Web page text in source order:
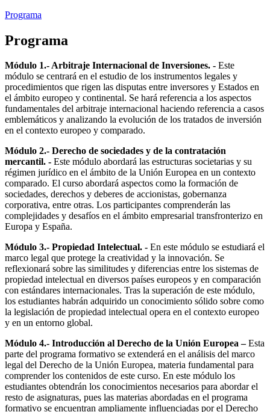
Programa
Programa
Módulo 1.- Arbitraje Internacional de Inversiones. - Este
módulo se centrará en el estudio de los instrumentos legales y
procedimientos que rigen las disputas entre inversores y Estados en
el ámbito europeo y continental. Se hará referencia a los aspectos
fundamentales del arbitraje internacional haciendo referencia a casos
emblemáticos y analizando la evolución de los tratados de inversión
en el contexto europeo y comparado.
Módulo 2.- Derecho de sociedades y de la contratación
mercantil. - Este módulo abordará las estructuras societarias y su
régimen jurídico en el ámbito de la Unión Europea en un contexto
comparado. El curso abordará aspectos como la formación de
sociedades, derechos y deberes de accionistas, gobernanza
corporativa, entre otras. Los participantes comprenderán las
complejidades y desafíos en el ámbito empresarial transfronterizo en
Europa y España.
Módulo 3.- Propiedad Intelectual. - En este módulo se estudiará el
marco legal que protege la creatividad y la innovación. Se
reflexionará sobre las similitudes y diferencias entre los sistemas de
propiedad intelectual en diversos países europeos y en comparación
con estándares internacionales. Tras la superación de este módulo,
los estudiantes habrán adquirido un conocimiento sólido sobre como
la legislación de propiedad intelectual opera en el contexto europeo
y en un entorno global.
Módulo 4.- Introducción al Derecho de la Unión Europea –Esta
parte del programa formativo se extenderá en el análisis del marco
legal del Derecho de la Unión Europea, materia fundamental para
comprender los contenidos de este curso. En este módulo los
estudiantes obtendrán los conocimientos necesarios para abordar el
resto de asignaturas, pues las materias abordadas en el programa
formativo se encuentran ampliamente influenciadas por el Derecho